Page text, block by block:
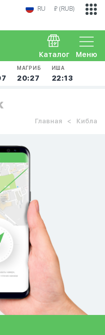
RU ₽ (RUB)
Меню
Каталог
МАГРИБ
20:27
ИША
22:13
Главная Кибла